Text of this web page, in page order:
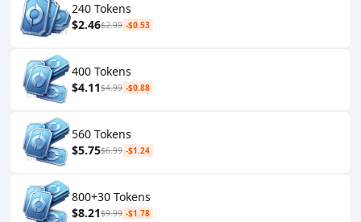
240 Tokens
$2.46$2.99 -$0.53
400 Tokens
$4.11$4.99 -$0.88
560 Tokens
$5.75$6.99 -$1.24
800+30 Tokens
$8.21$9.99 -$1.78